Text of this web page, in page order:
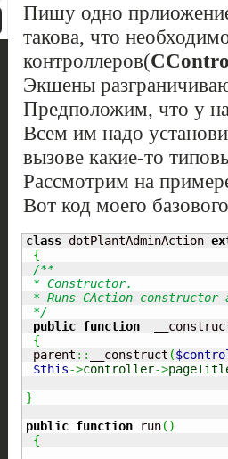
Пишу одно
такова, что
контроллеров(
Экшены
Предположим, что у
Всем им надо
вызове какие-то
Рассмотрим на
Вот код моего
class dotPlantAdminAction
{
/**
* Constructor.
* Runs CAction constructor
*/
public function
{
parent :: __construct (
$this->controller->
}
public function run( )
{